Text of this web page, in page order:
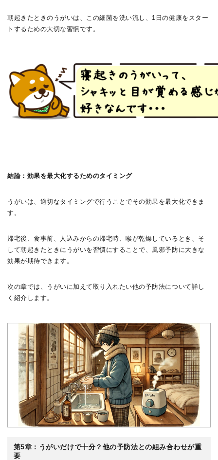
朝起きたときのうがいは、この細菌を洗い流し、1日の健康をスター
トするための大切な習慣です。
結論：効果を最大化するためのタイミング
うがいは、適切なタイミングで行うことでその効果を最大化できま
す。
帰宅後、食事前、人込みからの帰宅時、喉が乾燥しているとき、そ
して朝起きたときにうがいを習慣にすることで、風邪予防に大きな
効果が期待できます。
次の章では、うがいに加えて取り入れたい他の予防法について詳し
く紹介します。
第5章：うがいだけで十分？他の予防法との組み合わせが重
要